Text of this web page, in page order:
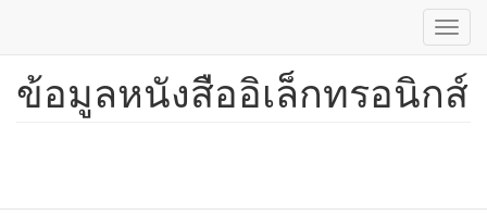
ข้าม
ข้อมูลหนังสืออิเล็กทรอนิกส์